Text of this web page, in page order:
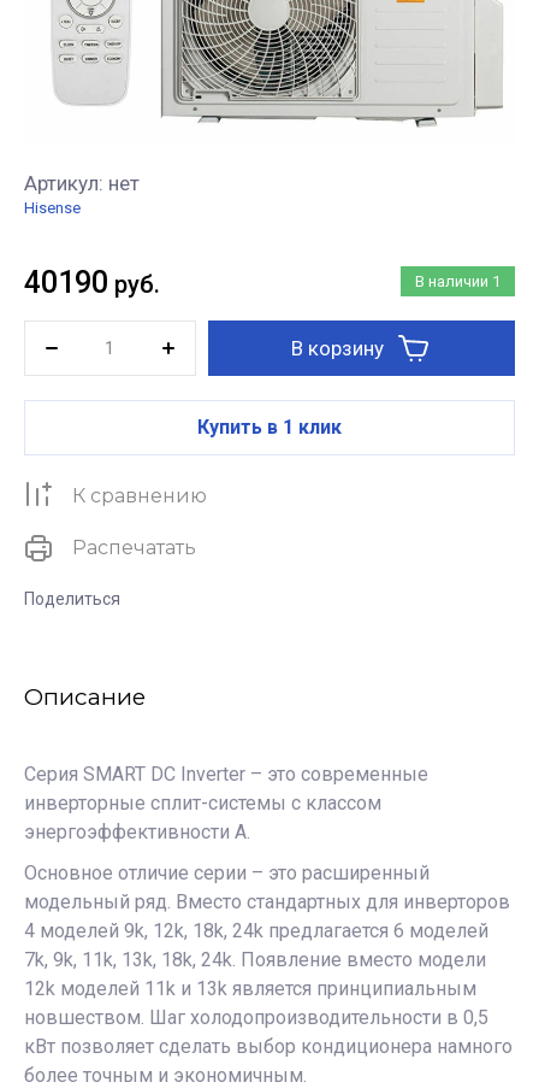
Артикул: нет
Hisense
В наличии 1
40190 руб.
В корзину
Купить в 1 клик
К сравнению
Поделиться
Распечатать
Описание
Серия SMART DC Inverter – это современные
инверторные сплит-системы с классом
энергоэффективности А.
Основное отличие серии – это расширенный
модельный ряд. Вместо стандартных для инверторов
4 моделей 9k, 12k, 18k, 24k предлагается 6 моделей
7k, 9k, 11k, 13k, 18k, 24k. Появление вместо модели
12k моделей 11k и 13k является принципиальным
новшеством. Шаг холодопроизводительности в 0,5
кВт позволяет сделать выбор кондиционера намного
более точным и экономичным.